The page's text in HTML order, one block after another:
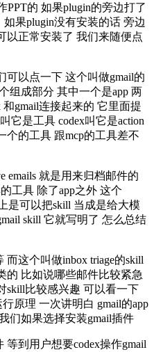
PPT的 如果plugin的旁边打了
果plugin没有安装的话 旁边
以正常安装了 我们来随便点
可以点一下 这个叫做gmail的
组成部分 其中一个是app 两
gmail连接起来的 它里面提
它是工具 codex叫它是action
个的工具 跟mcp的工具差不
emails 就是用来归档邮件的
工具 除了app之外 这个
是可以把skill 当成是给大模
skill 它就写明了 怎么总结
这个叫做inbox triage的skill
的 比如说哪些邮件比较紧急
skill比较感兴趣 可以看一下
原理 一次讲明白 gmail的app
们如果选择安装gmail插件
到用户想要codex操作gmail